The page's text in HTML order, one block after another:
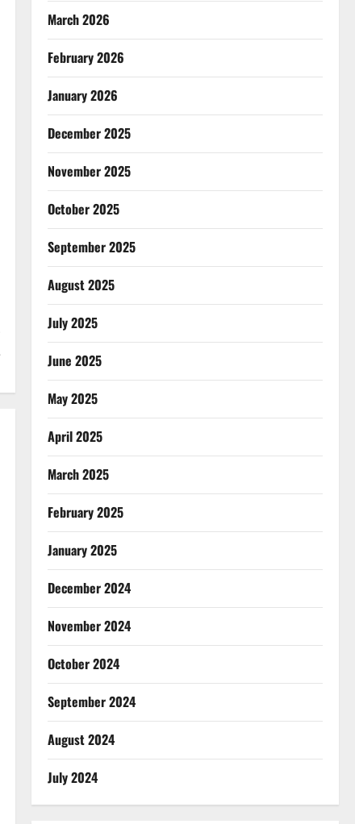
March 2026
February 2026
January 2026
December 2025
November 2025
October 2025
September 2025
August 2025
July 2025
June 2025
May 2025
April 2025
March 2025
February 2025
January 2025
December 2024
November 2024
October 2024
September 2024
August 2024
July 2024